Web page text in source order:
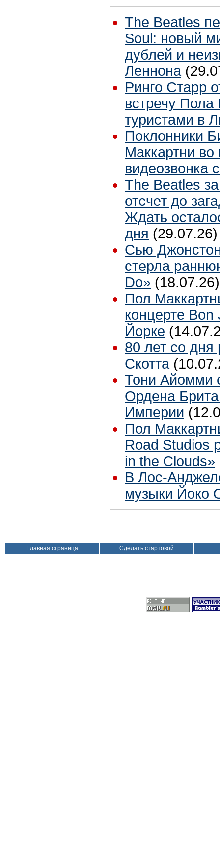
The Beatles
Soul: новый
дублей и
Леннона
Ринго Старр
встречу Пола
туристами в
Поклонники
Маккартни во
видеозвонка
The Beatles
отсчет до
Ждать
дня (29.07.26)
Сью
стерла
Do» (18.07.26)
Пол
концерте
Йорке
80 лет со
Скотта
Тони Айомми
Ордена
Империи
Пол
Road Studios
in the Clouds»
В Лос-
музыки Йоко
Главная страница Сделать стартовой